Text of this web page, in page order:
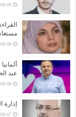
08
08
عبد
08
07